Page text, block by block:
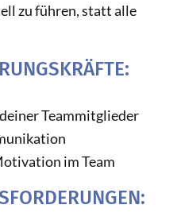
zu führen, statt alle
Teammitglieder
im Team